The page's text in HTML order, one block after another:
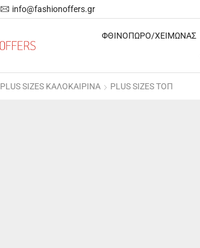
info@fashionoffers.gr
ΦΘΙΝΟΠΩΡΟ/ΧΕΙΜΩΝΑΣ
PLUS SIZES ΚΑΛΟΚΑΙΡΙΝΑ PLUS SIZES ΤΟΠ